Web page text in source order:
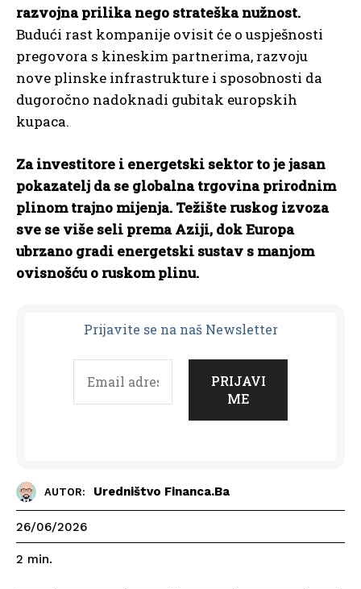
razvojna prilika nego strateška nužnost.
Budući rast kompanije ovisit će o uspješnosti
pregovora s kineskim partnerima, razvoju
nove plinske infrastrukture i sposobnosti da
dugoročno nadoknadi gubitak europskih
kupaca.
Za investitore i energetski sektor to je jasan
pokazatelj da se globalna trgovina prirodnim
plinom trajno mijenja. Težište ruskog izvoza
sve se više seli prema Aziji, dok Europa
ubrzano gradi energetski sustav s manjom
ovisnošću o ruskom plinu.
Prijavite se na naš Newsletter
AUTOR: Uredništvo Financa.ba
26/06/2026
2 min.